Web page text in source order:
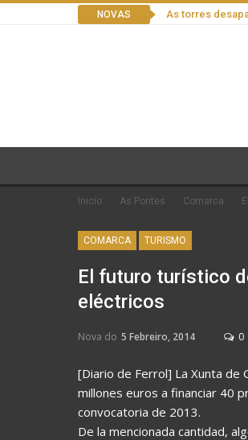
NOVAS As torres
Inicio As Pontes Comarca
COMARCA TURISMO
El futuro turístico
eléctricos
Nova do 5 Febreiro, 2014 0
[Diario de Ferrol] La Xunta de
millones euros a financiar 40
convocatoria de 2013.
De la mencionada cantidad,